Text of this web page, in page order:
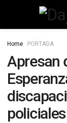
Home PORTADA
Apresan
policiales